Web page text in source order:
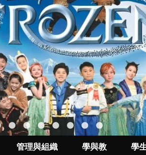
管理與組織 學與教 學